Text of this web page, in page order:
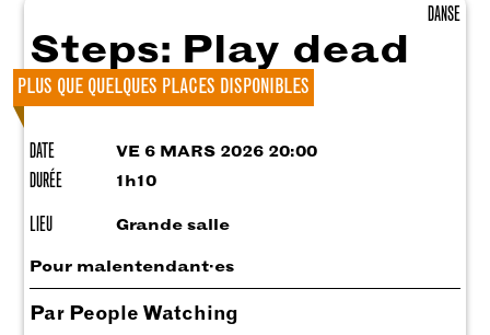
DANSE
Steps: Play dead
PLUS QUE QUELQUES PLACES DISPONIBLES
DATE VE 6 MARS 2026 20:00
DURÉE 1h10
LIEU Grande salle
Pour malentendant·es
Par People Watching